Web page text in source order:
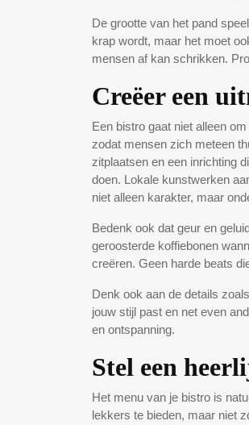
De grootte van het pand
krap wordt, maar het moet
mensen af kan schrikken.
Creëer een
Een bistro gaat niet alleen
zodat mensen zich meteen
zitplaatsen en een inrichting
doen. Lokale kunstwerken
niet alleen karakter, maar
Bedenk ook dat geur en
geroosterde koffiebonen
creëren. Geen harde beats
Denk ook aan de details
jouw stijl past en net even
en ontspanning.
Stel een
Het menu van je bistro is
lekkers te bieden, maar niet